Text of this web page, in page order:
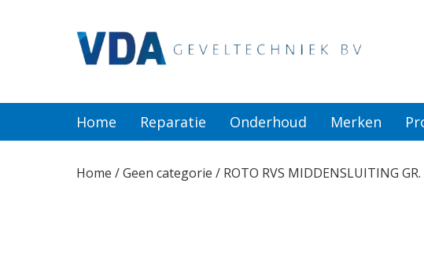
Home Reparatie Onderhoud Merken
Home /Geen categorie / ROTO RVS MIDDENSLUITING